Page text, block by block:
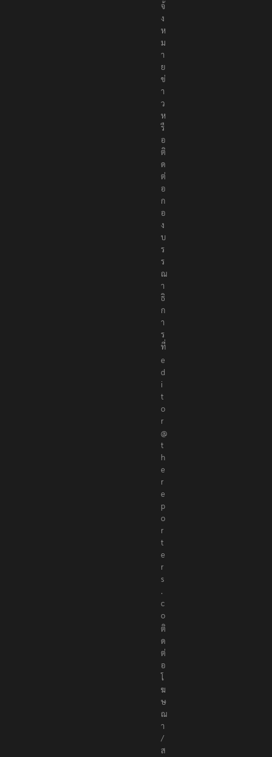
จ้
ง
ห
ม
า
ย
ข่
า
ว
ห
รื
อ
ติ
ด
ต่
อ
ก
อ
ง
บ
ร
ร
ณ
า
ธิ
ก
า
ร
ที่
e
d
i
t
o
r
@
t
h
e
r
e
p
o
r
t
e
r
s
.
c
o
ติ
ด
ต่
อ
โ
ฆ
ษ
ณ
า
/
ส